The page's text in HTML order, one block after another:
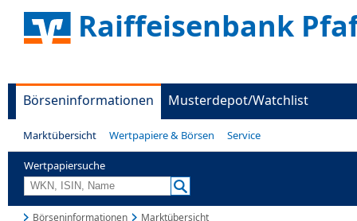
Raiffeisenbank
Börseninformationen Musterdepot/Watchlist
Marktübersicht Wertpapiere & Börsen Service
Wertpapiersuche
Börseninformationen Marktübersicht